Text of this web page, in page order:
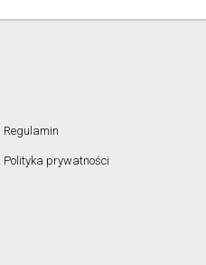
Regulamin
Polityka prywatności